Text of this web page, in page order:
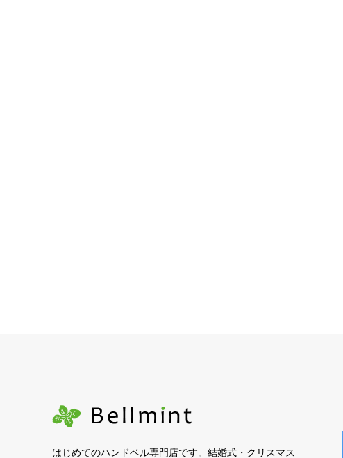
はじめてのハンドベル専門店です。結婚式・クリスマス